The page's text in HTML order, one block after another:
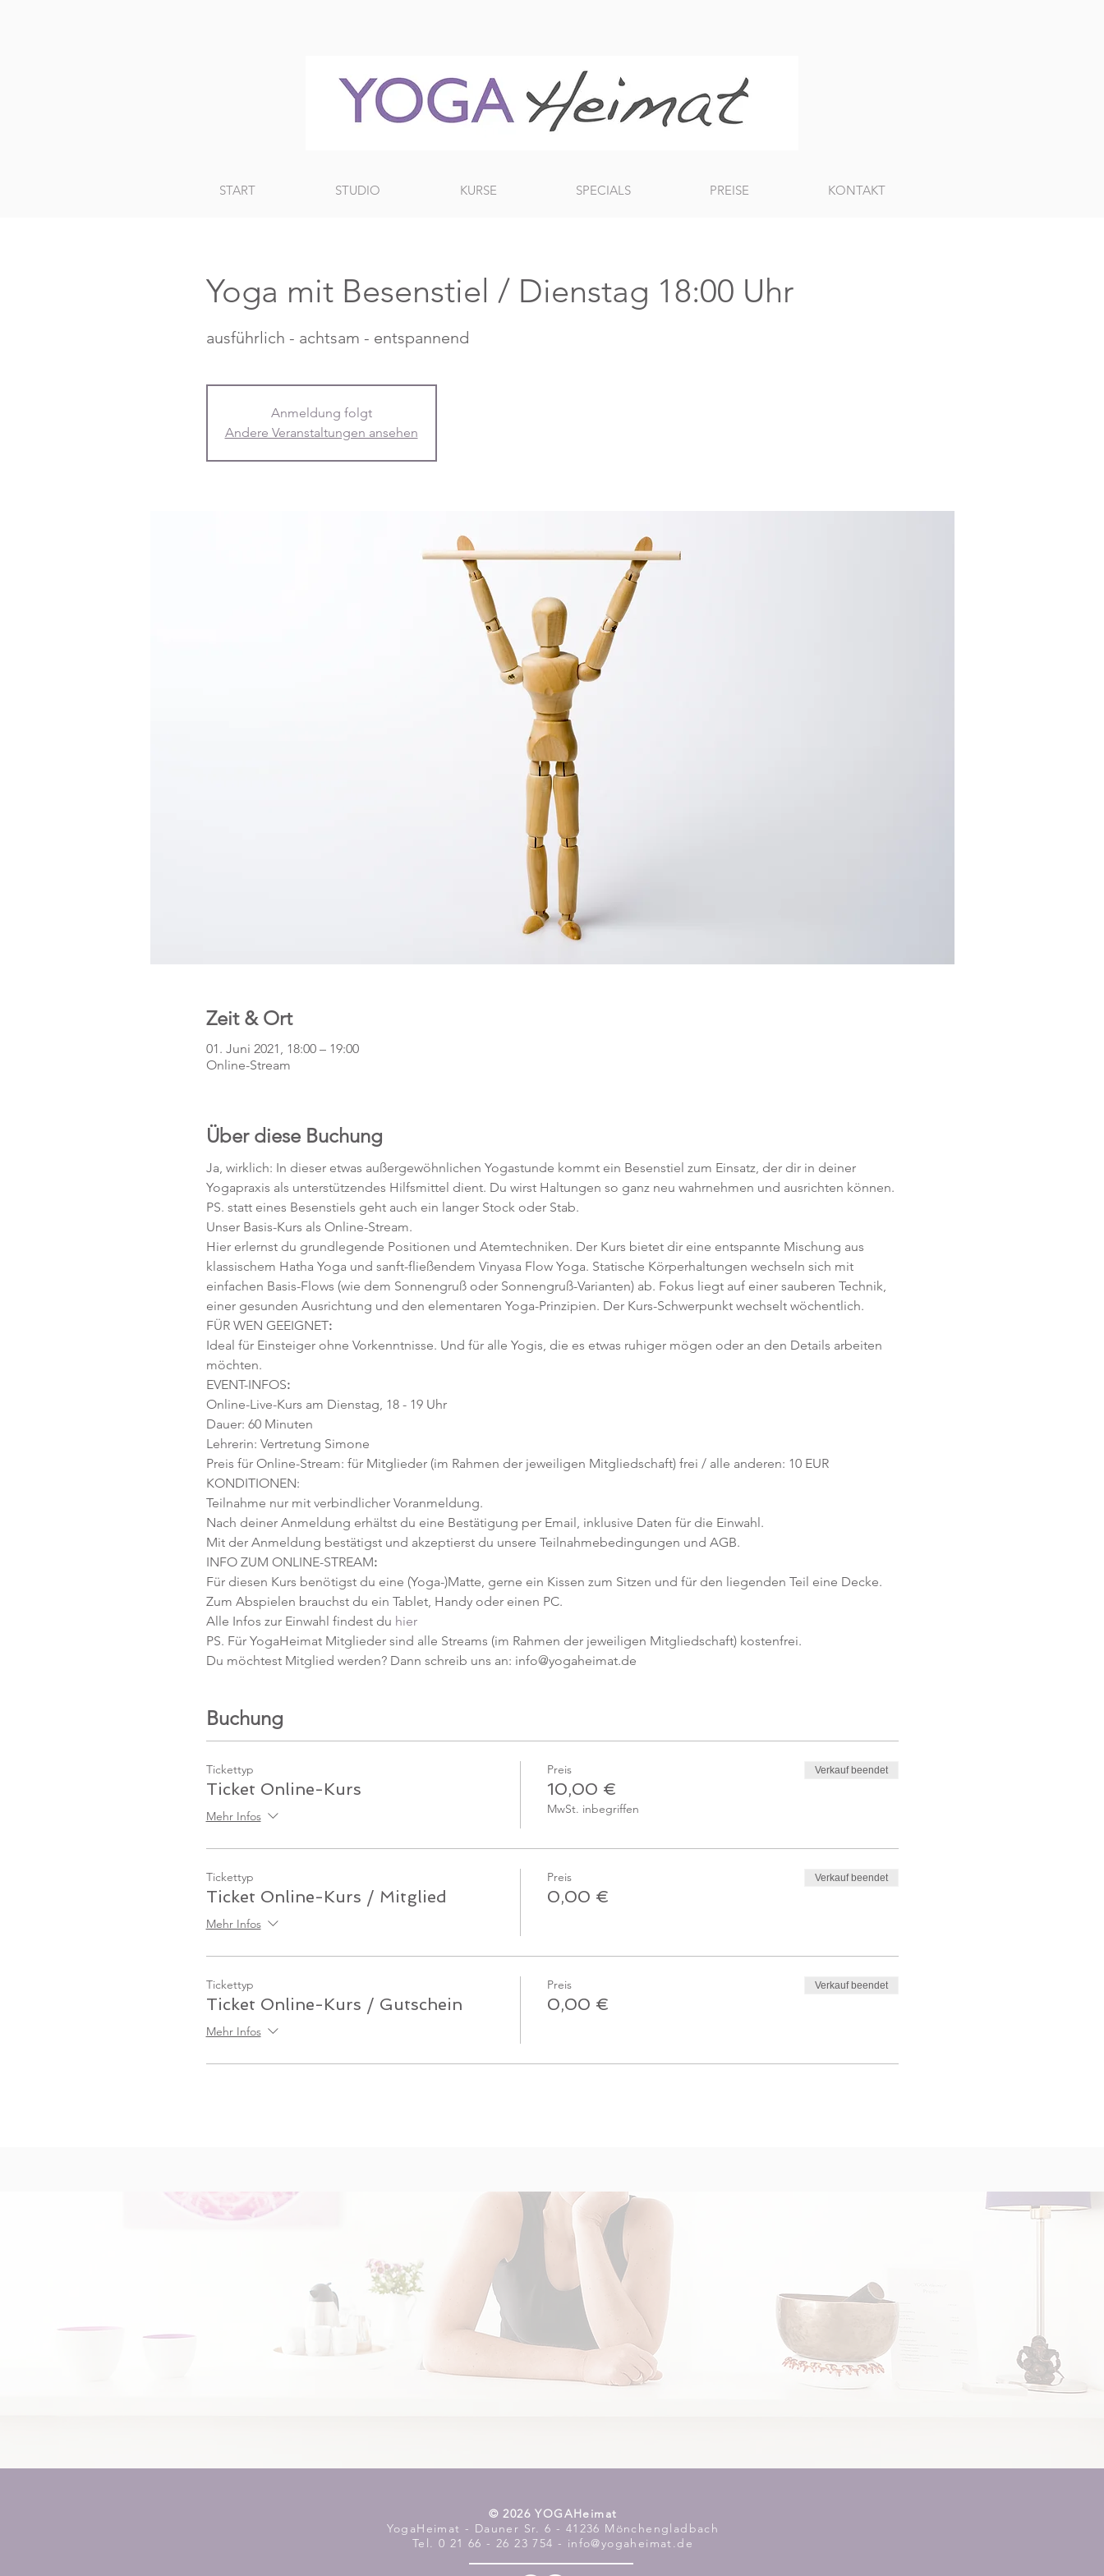
START STUDIO KURSE SPECIALS PREISE KONTAKT
Yoga mit Besenstiel / Dienstag 18:00 Uhr
ausführlich - achtsam - entspannend
Anmeldung folgt
Andere Veranstaltungen ansehen
Zeit & Ort
01. Juni 2021, 18:00 – 19:00
Online-Stream
Über diese Buchung
Ja, wirklich: In dieser etwas außergewöhnlichen Yogastunde kommt ein Besenstiel zum Einsatz, der dir in deiner
Yogapraxis als unterstützendes Hilfsmittel dient. Du wirst Haltungen so ganz neu wahrnehmen und ausrichten können.
PS. statt eines Besenstiels geht auch ein langer Stock oder Stab.
Unser Basis-Kurs als Online-Stream.
Hier erlernst du grundlegende Positionen und Atemtechniken. Der Kurs bietet dir eine entspannte Mischung aus
klassischem Hatha Yoga und sanft-fließendem Vinyasa Flow Yoga. Statische Körperhaltungen wechseln sich mit
einfachen Basis-Flows (wie dem Sonnengruß oder Sonnengruß-Varianten) ab. Fokus liegt auf einer sauberen Technik,
einer gesunden Ausrichtung und den elementaren Yoga-Prinzipien. Der Kurs-Schwerpunkt wechselt wöchentlich.
FÜR WEN GEEIGNET:
Ideal für Einsteiger ohne Vorkenntnisse. Und für alle Yogis, die es etwas ruhiger mögen oder an den Details arbeiten
möchten.
EVENT-INFOS:
Online-Live-Kurs am Dienstag, 18 - 19 Uhr
Dauer: 60 Minuten
Lehrerin: Vertretung Simone
Preis für Online-Stream: für Mitglieder (im Rahmen der jeweiligen Mitgliedschaft) frei / alle anderen: 10 EUR
KONDITIONEN:
Teilnahme nur mit verbindlicher Voranmeldung.
Nach deiner Anmeldung erhältst du eine Bestätigung per Email, inklusive Daten für die Einwahl.
Mit der Anmeldung bestätigst und akzeptierst du unsere Teilnahmebedingungen und AGB.
INFO ZUM ONLINE-STREAM:
Für diesen Kurs benötigst du eine (Yoga-)Matte, gerne ein Kissen zum Sitzen und für den liegenden Teil eine Decke.
Zum Abspielen brauchst du ein Tablet, Handy oder einen PC.
Alle Infos zur Einwahl findest du hier
PS. Für YogaHeimat Mitglieder sind alle Streams (im Rahmen der jeweiligen Mitgliedschaft) kostenfrei.
Du möchtest Mitglied werden? Dann schreib uns an: info@yogaheimat.de
Buchung
Tickettyp
Ticket Online-Kurs
Mehr Infos
Preis
10,00 €
MwSt. inbegriffen
Verkauf beendet
Tickettyp
Ticket Online-Kurs / Mitglied
Mehr Infos
Preis
0,00 €
Verkauf beendet
Tickettyp
Ticket Online-Kurs / Gutschein
Mehr Infos
Preis
0,00 €
Verkauf beendet
​© 2026 YOGAHeimat
YogaHeimat - Dauner Sr. 6 - 41236 Mönchengladbach
Tel. 0 21 66 - 26 23 754 - info@yogaheimat.de